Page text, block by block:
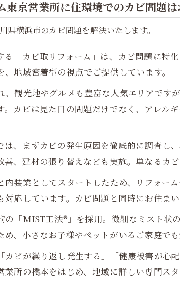
東京営業所に住環境でのカビ問題は
県横浜市のカビ問題を解決いたします。
る「カビ取リフォーム」は、カビ問題に特
地域密着型の視点でご提供しています。
、観光地やグルメも豊富な人気エリアです
。カビは見た目の問題だけでなく、アレル
は、まずカビの発生原因を徹底的に調査
、建材の張り替えなども実施。単なるカ
内装業としてスタートしたため、リフォー
対応しています。カビ問題と同時にお住ま
の「MIST工法®」を採用。微細なミスト
、小さなお子様やペットがいるご家庭で
カビが繰り返し発生する」「健康被害が心
業所の橋本をはじめ、地域に詳しい専門ス